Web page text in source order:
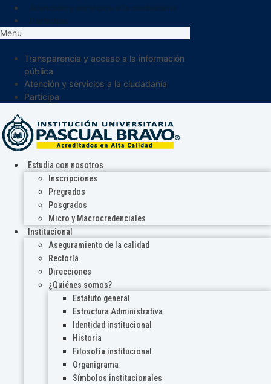
Menu
Transparencia y acceso a la información
pública
Atención y servicios a la ciudadanía
Participa
Estudia con nosotros
Inscripciones
Pregrados
Posgrados
Micro y Macrocredenciales
Institucional
Aseguramiento de la calidad
Rectoría
Direcciones
¿Quiénes somos?
Estatuto general
Estructura Administrativa
Identidad institucional
Historia
Filosofía institucional
Organigrama
Símbolos institucionales